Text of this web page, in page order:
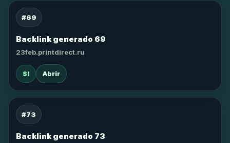
#69
Backlink generado 69
23feb.printdirect.ru
SI Abrir
#73
Backlink generado 73